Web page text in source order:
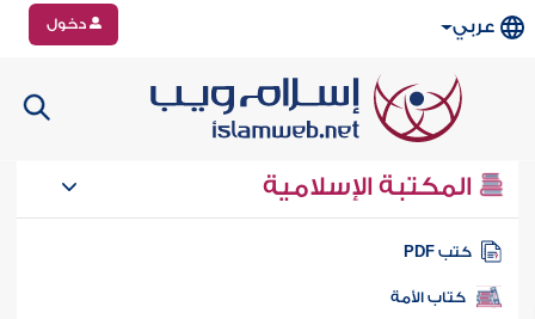
عربي دخول
المكتبة الإسلامية
كتب PDF